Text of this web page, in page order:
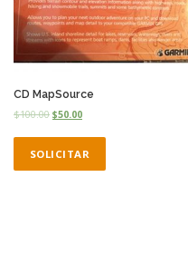
CD MapSource
$100.00 $50.00
SOLICITAR